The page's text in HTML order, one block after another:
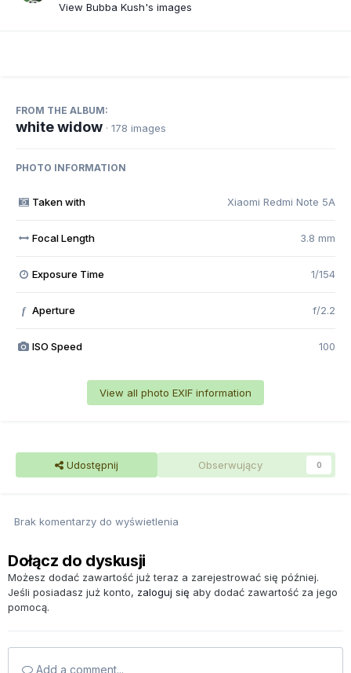
View Bubba Kush's images
FROM THE ALBUM:
white widow · 178 images
PHOTO INFORMATION
Taken with Xiaomi Redmi Note 5A
Focal Length 3.8 mm
Exposure Time 1/154
f Aperture f/2.2
ISO Speed 100
View all photo EXIF information
Udostępnij Obserwujący 0
Brak komentarzy do wyświetlenia
Dołącz do dyskusji
Możesz dodać zawartość już teraz a zarejestrować się później.
Jeśli posiadasz już konto, zaloguj się aby dodać zawartość za jego
pomocą.
Add a comment...